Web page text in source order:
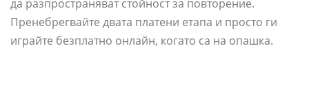
да разпространяват стойност за повторение.
Пренебрегвайте двата платени етапа и просто ги
играйте безплатно онлайн, когато са на опашка.